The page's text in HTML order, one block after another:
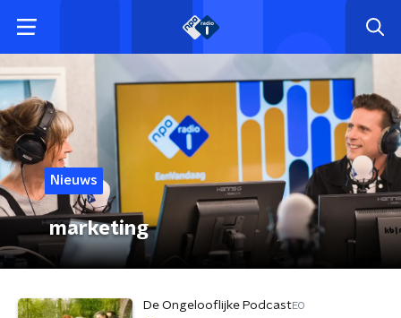
Nieuws
marketing
De Ongelooflijke PodcastEO